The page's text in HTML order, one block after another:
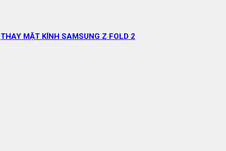
THAY MẶT KÍNH SAMSUNG Z FOLD 2